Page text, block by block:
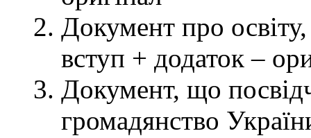
Документ про освіту,
вступ + додаток –
Документ, що
громадянство